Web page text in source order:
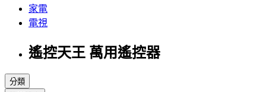
家電
電視
遙控天王 萬用遙控器
分類